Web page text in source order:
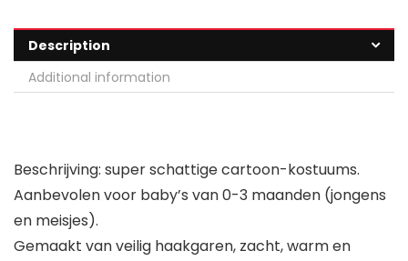
Description
Additional information
Beschrijving: super schattige cartoon-kostuums.
Aanbevolen voor baby’s van 0-3 maanden (jongens
en meisjes).
Gemaakt van veilig haakgaren, zacht, warm en